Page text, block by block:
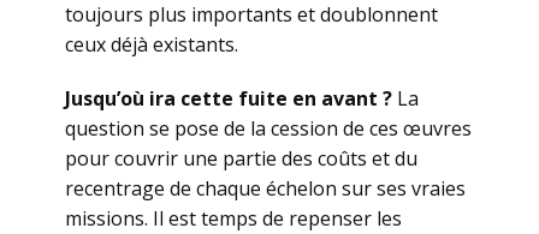
toujours plus importants et doublonnent
ceux déjà existants.
Jusqu’où ira cette fuite en avant ? La
question se pose de la cession de ces œuvres
pour couvrir une partie des coûts et du
recentrage de chaque échelon sur ses vraies
missions. Il est temps de repenser les